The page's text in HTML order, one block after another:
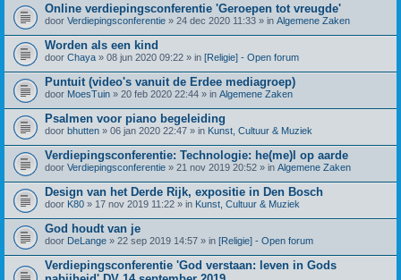
Online verdiepingsconferentie 'Geroepen tot vreugde'
door Verdiepingsconferentie » 24 dec 2020 11:33 » in Algemene Zaken
Worden als een kind
door Chaya » 08 jun 2020 09:22 » in [Religie] - Open forum
Puntuit (video's vanuit de Erdee mediagroep)
door MoesTuin » 20 feb 2020 22:44 » in Algemene Zaken
Psalmen voor piano begeleiding
door bhutten » 06 jan 2020 22:47 » in Kunst, Cultuur & Muziek
Verdiepingsconferentie: Technologie: he(me)l op aarde
door Verdiepingsconferentie » 21 nov 2019 20:52 » in Algemene Zaken
Design van het Derde Rijk, expositie in Den Bosch
door K80 » 17 nov 2019 11:22 » in Kunst, Cultuur & Muziek
God houdt van je
door DeLange » 22 sep 2019 14:57 » in [Religie] - Open forum
Verdiepingsconferentie 'God verstaan: leven in Gods